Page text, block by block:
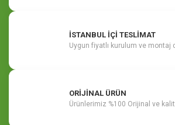
İSTANBUL İÇİ TESLİMAT
Uygun fiyatlı kurulum ve montaj
ORİJİNAL ÜRÜN
Ürünlerimiz %100 Orijinal ve